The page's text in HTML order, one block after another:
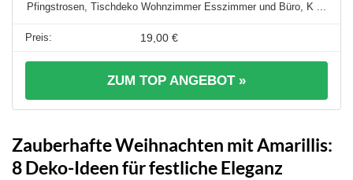
Pfingstrosen, Tischdeko Wohnzimmer Esszimmer und Büro, K ...
19,00 €
ZUM TOP ANGEBOT »
Zauberhafte Weihnachten mit Amarillis:
8 Deko-Ideen für festliche Eleganz